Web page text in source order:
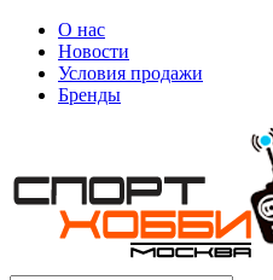
О нас
Новости
Условия продажи
Бренды